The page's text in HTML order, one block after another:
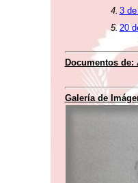
4. 3
5.20
Documentos de:
Galería de